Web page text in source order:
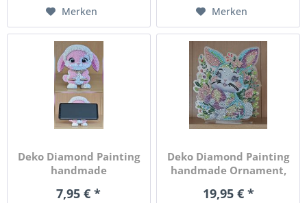
Merken Merken
Deko Diamond Painting
handmade
7,95 € *
Deko Diamond Painting
handmade Ornament,
19,95 € *